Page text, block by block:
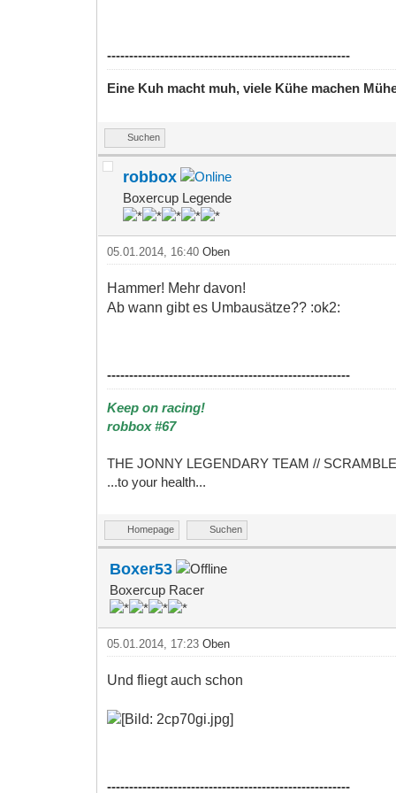
-------------------------------------------------------
Eine Kuh macht muh, viele Kühe machen
Suchen
robbox
Boxercup Legende
05.01.2014, 16:40Oben
Hammer! Mehr davon!
Ab wann gibt es Umbausätze?? :ok2:
-------------------------------------------------------
Keep on racing!
robbox #67
THE JONNY LEGENDARY TEAM //
...to your health...
Homepage Suchen
Boxer53
Boxercup Racer
05.01.2014, 17:23Oben
Und fliegt auch schon
-------------------------------------------------------